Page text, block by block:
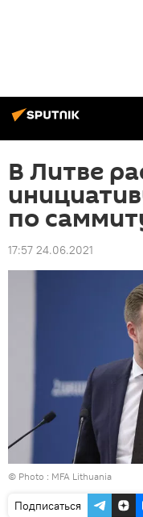
В Литве
по
17:57 24.06.2021
© Photo : MFA Lithuania
Подписаться